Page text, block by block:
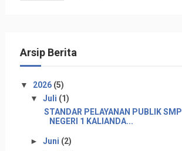
Arsip Berita
▼ 2026 (5)
▼ Juli (1)
STANDAR PELAYANAN PUBLIK SMP
NEGERI 1 KALIANDA...
► Juni (2)